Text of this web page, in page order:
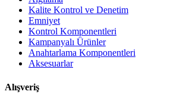
Kalite Kontrol ve Denetim
Emniyet
Kontrol Komponentleri
Kampanyalı Ürünler
Anahtarlama Komponentleri
Aksesuarlar
Alışveriş